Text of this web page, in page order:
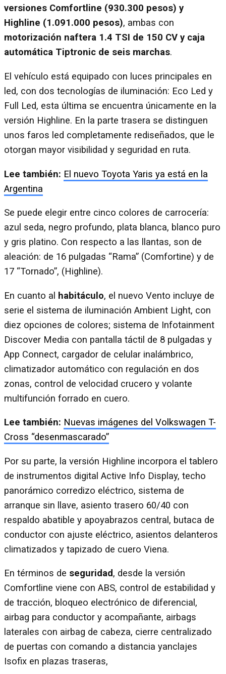
versiones Comfortline (930.300 pesos) y
Highline (1.091.000 pesos), ambas con
motorización naftera 1.4 TSI de 150 CV y caja
automática Tiptronic de seis marchas.
El vehículo está equipado con luces principales en
led, con dos tecnologías de iluminación: Eco Led y
Full Led, esta última se encuentra únicamente en la
versión Highline. En la parte trasera se distinguen
unos faros led completamente rediseñados, que le
otorgan mayor visibilidad y seguridad en ruta.
Lee también: El nuevo Toyota Yaris ya está en la
Argentina
Se puede elegir entre cinco colores de carrocería:
azul seda, negro profundo, plata blanca, blanco puro
y gris platino. Con respecto a las llantas, son de
aleación: de 16 pulgadas “Rama” (Comfortine) y de
17 “Tornado”, (Highline).
En cuanto al habitáculo, el nuevo Vento incluye de
serie el sistema de iluminación Ambient Light, con
diez opciones de colores; sistema de Infotainment
Discover Media con pantalla táctil de 8 pulgadas y
App Connect, cargador de celular inalámbrico,
climatizador automático con regulación en dos
zonas, control de velocidad crucero y volante
multifunción forrado en cuero.
Lee también: Nuevas imágenes del Volkswagen T-
Cross “desenmascarado”
Por su parte, la versión Highline incorpora el tablero
de instrumentos digital Active Info Display, techo
panorámico corredizo eléctrico, sistema de
arranque sin llave, asiento trasero 60/40 con
respaldo abatible y apoyabrazos central, butaca de
conductor con ajuste eléctrico, asientos delanteros
climatizados y tapizado de cuero Viena.
En términos de seguridad, desde la versión
Comfortline viene con ABS, control de estabilidad y
de tracción, bloqueo electrónico de diferencial,
airbag para conductor y acompañante, airbags
laterales con airbag de cabeza, cierre centralizado
de puertas con comando a distancia yanclajes
Isofix en plazas traseras,